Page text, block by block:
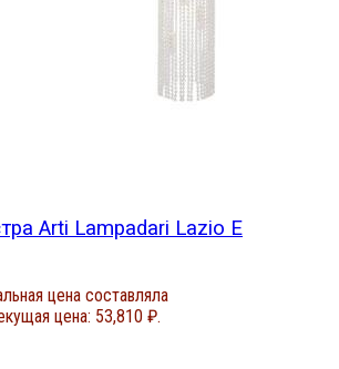
Arti Lampadari Lazio E
цена составляла
цена: 53,810 ₽.